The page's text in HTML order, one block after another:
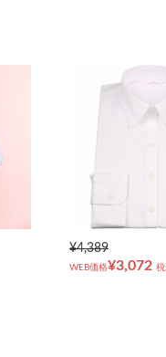
¥4,389
WEB価格¥3,072 税